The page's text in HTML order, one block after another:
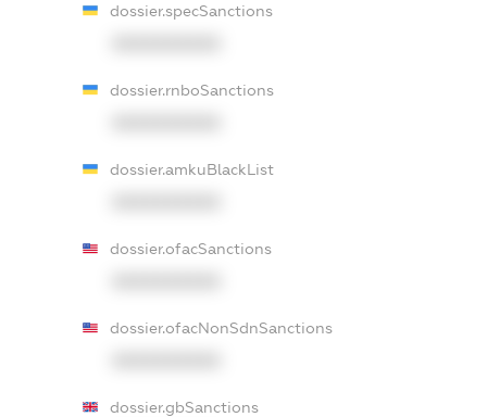
dossier.specSanctions
dossier.rnboSanctions
dossier.amkuBlackList
dossier.ofacSanctions
dossier.ofacNonSdnSanctions
dossier.gbSanctions